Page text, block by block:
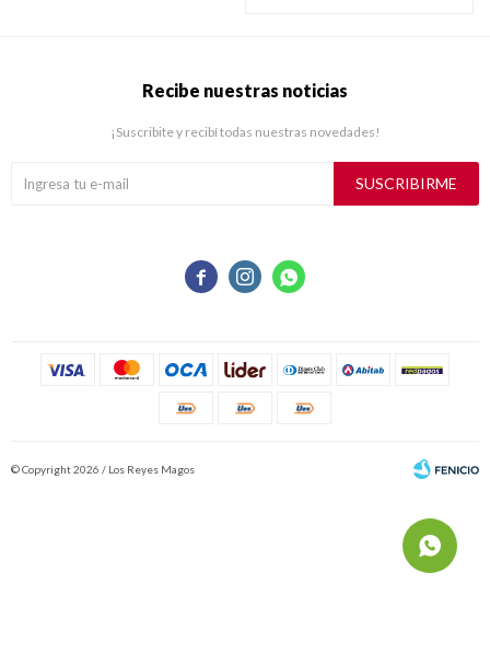
  
Recibe nuestras noticias
¡Suscribite y recibí todas nuestras novedades!
SUSCRIBIRME
© Copyright 2026 / Los Reyes Magos